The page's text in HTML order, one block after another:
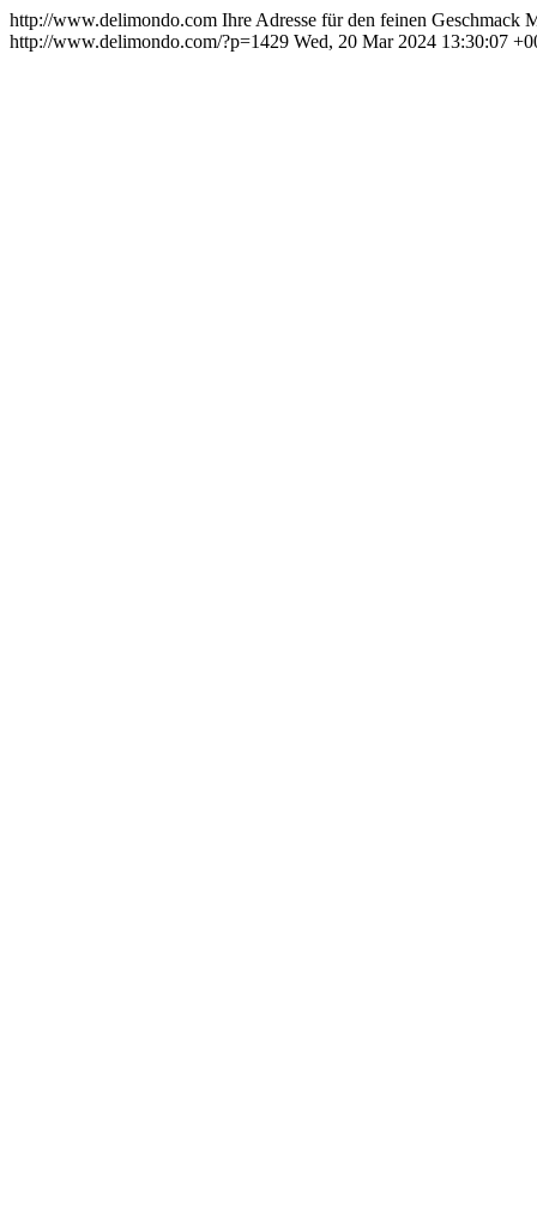
http://www.delimondo.com Ihre Adresse für den feinen Geschmack
http://www.delimondo.com/?p=1429 Wed, 20 Mar 2024 13:30:07